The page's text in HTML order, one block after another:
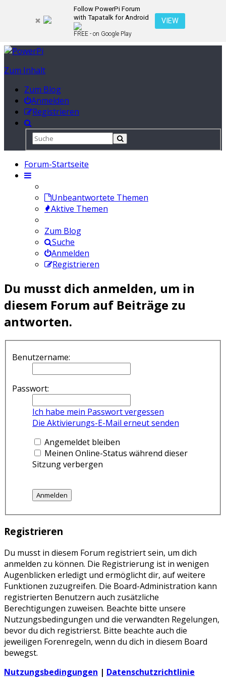
Follow PowerPi Forum
with Tapatalk for Android
FREE - on Google Play
VIEW
Zum Inhalt
Zum Blog
Anmelden
Registrieren
Forum-Startseite
Unbeantwortete Themen
Aktive Themen
Zum Blog
Suche
Anmelden
Registrieren
Du musst dich anmelden, um in
diesem Forum auf Beiträge zu
antworten.
Benutzername:
Passwort:
Ich habe mein Passwort vergessen
Die Aktivierungs-E-Mail erneut senden
Angemeldet bleiben
Meinen Online-Status während dieser
Sitzung verbergen
Registrieren
Du musst in diesem Forum registriert sein, um dich
anmelden zu können. Die Registrierung ist in wenigen
Augenblicken erledigt und ermöglicht dir, auf weitere
Funktionen zuzugreifen. Die Board-Administration kann
registrierten Benutzern auch zusätzliche
Berechtigungen zuweisen. Beachte bitte unsere
Nutzungsbedingungen und die verwandten Regelungen,
bevor du dich registrierst. Bitte beachte auch die
jeweiligen Forenregeln, wenn du dich in diesem Board
bewegst.
Nutzungsbedingungen | Datenschutzrichtlinie